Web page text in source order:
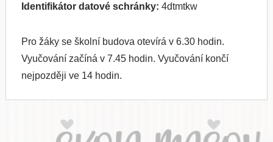
Identifikátor datové schránky: 4dtmtkw
Pro žáky se školní budova otevírá v 6.30 hodin.
Vyučování začíná v 7.45 hodin. Vyučování končí
nejpozději ve 14 hodin.